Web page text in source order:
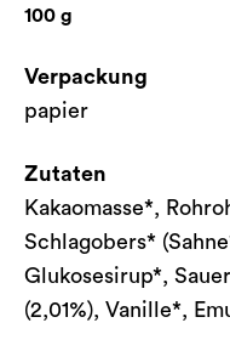
100 g
Verpackung
papier
Zutaten
Kakaomasse*,
Schlagobers*
Glukosesirup*,
(2,01%), Vanille*,